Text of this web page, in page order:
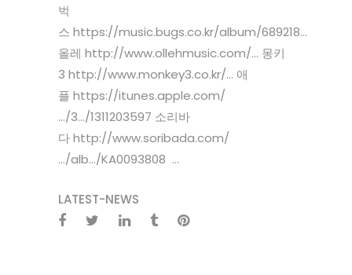
벅
스 https://music.bugs.co.kr/album/689218…
올레 http://www.ollehmusic.com/… 몽키
3 http://www.monkey3.co.kr/… 애
플 https://itunes.apple.com/
…/3…/1311203597 소리바
다 http://www.soribada.com/
…/alb…/KA0093808 ...
LATEST-NEWS